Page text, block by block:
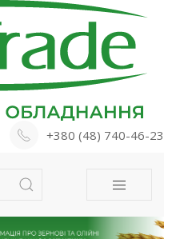
+380 (48) 740-46-23